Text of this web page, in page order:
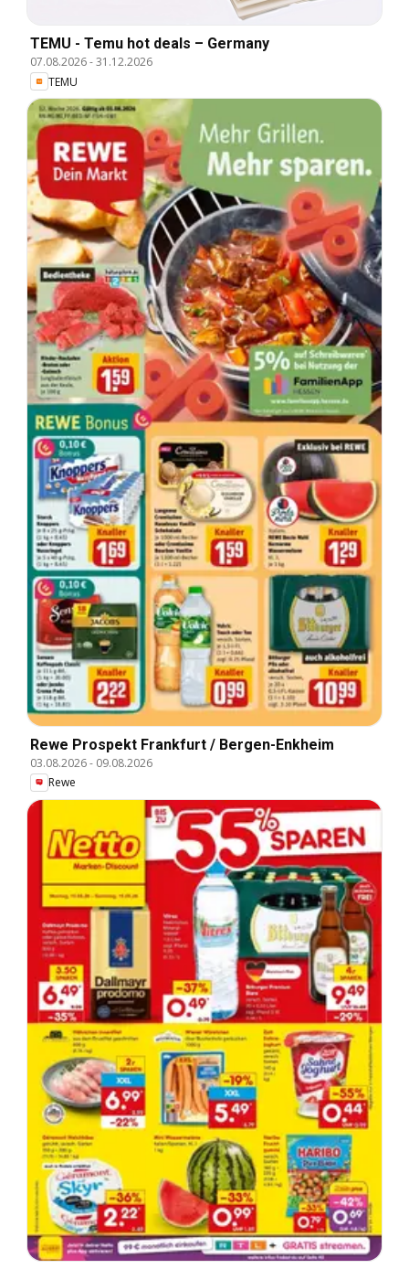
TEMU - Temu hot deals – Germany
07.08.2026-31.12.2026
TEMU
Rewe Prospekt Frankfurt / Bergen-Enkheim
03.08.2026- 09.08.2026
Rewe